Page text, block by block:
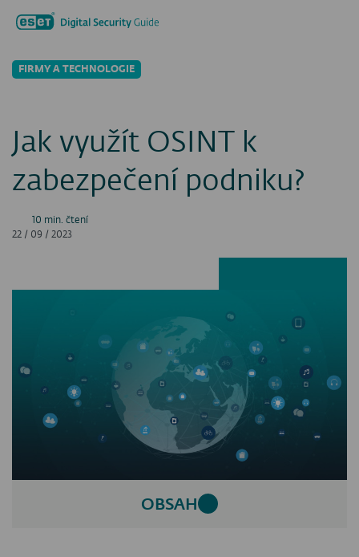
FIRMY A TECHNOLOGIE
Jak využít OSINT k
zabezpečení podniku?
10 min. čtení
22 / 09 / 2023
OBSAH